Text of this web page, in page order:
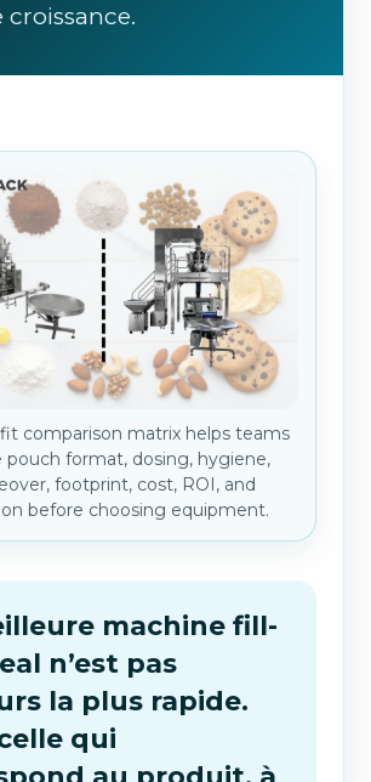
comparison matrix helps teams
pouch format, dosing, hygiene,
footprint, cost, ROI, and
before choosing equipment.
machine fill-
n’est pas
la plus rapide.
qui